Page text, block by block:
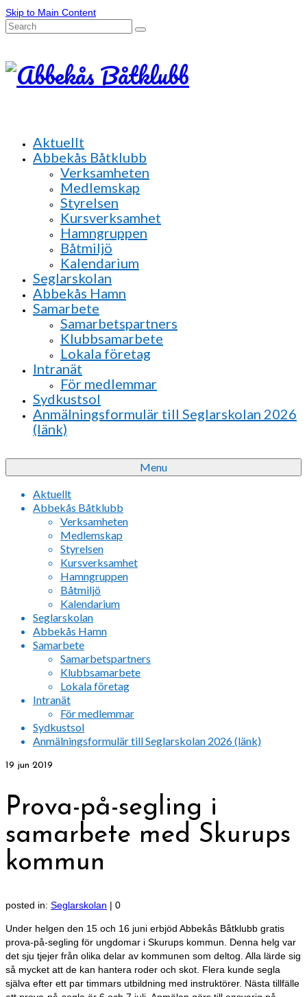
Skip to Main Content
Search
Aktuellt
Abbekås Båtklubb
Verksamheten
Medlemskap
Styrelsen
Kursverksamhet
Hamngruppen
Båtmiljö
Kalendarium
Seglarskolan
Abbekås Hamn
Samarbete
Samarbetspartners
Klubbsamarbete
Lokala företag
Intranät
För medlemmar
Sydkustsol
Anmälningsformulär till Seglarskolan 2026
(länk)
Menu
Aktuellt
Abbekås Båtklubb
Verksamheten
Medlemskap
Styrelsen
Kursverksamhet
Hamngruppen
Båtmiljö
Kalendarium
Seglarskolan
Abbekås Hamn
Samarbete
Samarbetspartners
Klubbsamarbete
Lokala företag
Intranät
För medlemmar
Sydkustsol
Anmälningsformulär till Seglarskolan 2026 (länk)
19 jun 2019
Prova-på-segling i
samarbete med Skurups
kommun
posted in: Seglarskolan | 0
Under helgen den 15 och 16 juni erbjöd Abbekås Båtklubb gratis
prova-på-segling för ungdomar i Skurups kommun. Denna helg var
det sju tjejer från olika delar av kommunen som deltog. Alla lärde sig
så mycket att de kan hantera roder och skot. Flera kunde segla
själva efter ett par timmars utbildning med instruktörer. Nästa tillfälle